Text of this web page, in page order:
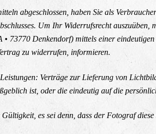
abgeschlossen, haben Sie als
Um Ihr Widerrufsrecht
• 73770 Denkendorf) mittels einer
zu widerrufen, informieren.
Verträge zur Lieferung von
ist, oder die eindeutig auf die
es sei denn, dass der Fotograf